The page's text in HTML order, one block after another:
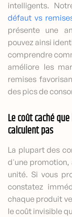
intelligents.
défaut vs
présente une
pouvez ainsi
comprendre
améliore les
remises
des pics de
Le coût caché
calculent pas
La plupart des
d'une promotion,
unité. Si vous
constatez
chaque produit
le coût invisible